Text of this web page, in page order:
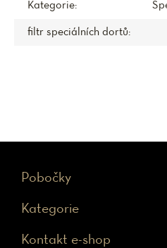
Kategorie:
filtr speciálních dortů:
Pobočky
Kategorie
Kontakt e-shop